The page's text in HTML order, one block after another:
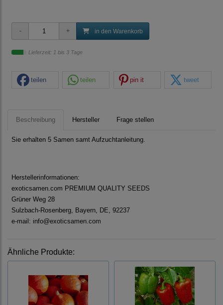
in den Warenkorb
Lieferzeit: 1 bis 3 Tage
teilen teilen pin it tweet
Beschreibung Hersteller Frage stellen
Sie erhalten 5 Samen samt Aufzuchtanleitung.
Herstellerinformationen:
exoticsamen.com PREMIUM QUALITY SEEDS
Grüner Weg 28
Sulzbach-Rosenberg, Bayern, DE, 92237
e-mail: info@exoticsamen.com
Ähnliche Produkte: